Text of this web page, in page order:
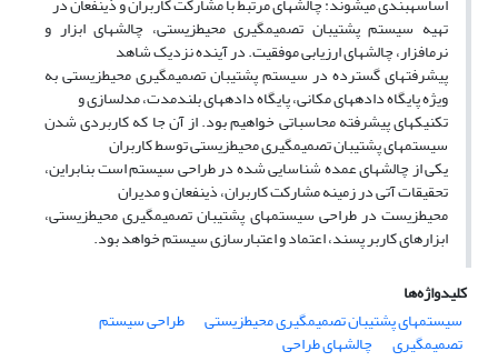
تهیه سیستم پشتیبان تصمیمگیری محیطزیستی، چالشهای ابزار و
نرمافزار، چالشهای ارزیابی موفقیت. در آینده نزدیک شاهد
پیشرفتهای گسترده در سیستم پشتیبان تصمیمگیری محیطزیستی به
ویژه پایگاه دادههای مکانی، پایگاه دادههای بلندمدت، مدلسازی و
تکنیکهای پیشرفته محاسباتی خواهیم بود. از آن جا که کاربردی شدن
سیستمهای پشتیبان تصمیمگیری محیطزیستی توسط کاربران
یکی از چالشهای عمده شناسایی شده در طراحی سیستم است بنابراین،
تحقیقات آتی در زمینه مشارکت کاربران، ذینفعان و مدیران
محیطزیست در طراحی سیستمهای پشتیبان تصمیمگیری محیطزیستی،
ابزارهای کاربر پسند، اعتماد و اعتبارسازی سیستم خواهد بود.
کلیدواژه‌ها
سیستمهای پشتیبان تصمیمگیری محیطزیستی
طراحی سیستم
تصمیمگیری
چالشهای طراحی